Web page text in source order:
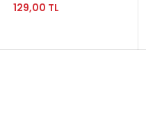
129,00 TL